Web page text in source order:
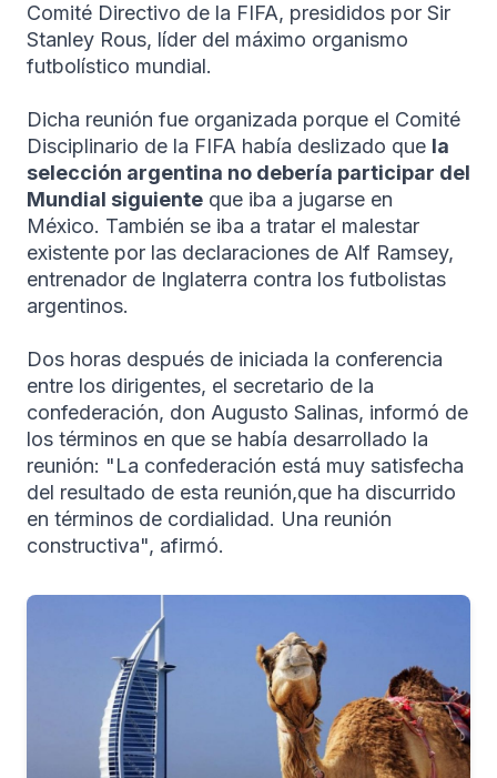
Comité Directivo de la FIFA, presididos por Sir
Stanley Rous, líder del máximo organismo
futbolístico mundial.
Dicha reunión fue organizada porque el Comité
Disciplinario de la FIFA había deslizado que la
selección argentina no debería participar del
Mundial siguiente que iba a jugarse en
México. También se iba a tratar el malestar
existente por las declaraciones de Alf Ramsey,
entrenador de Inglaterra contra los futbolistas
argentinos.
Dos horas después de iniciada la conferencia
entre los dirigentes, el secretario de la
confederación, don Augusto Salinas, informó de
los términos en que se había desarrollado la
reunión: "La confederación está muy satisfecha
del resultado de esta reunión,que ha discurrido
en términos de cordialidad. Una reunión
constructiva", afirmó.